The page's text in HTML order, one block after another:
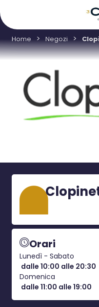
Home Negozi
Orari
Lunedì - Sabato
dalle 10:00 alle 20:30
Domenica
dalle 11:00 alle 19:00